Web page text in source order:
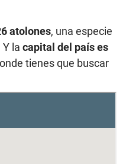
atolones, una especie
la capital del país es
tienes que buscar